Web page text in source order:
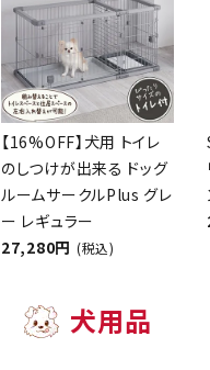
【16%OFF】犬用 トイレ
のしつけが出来る ドッグ
ルームサークルPlus グレ
ー レギュラー
27,280円 (税込)
犬用品